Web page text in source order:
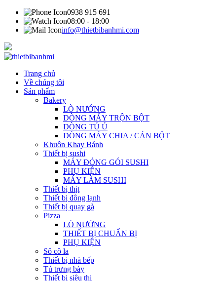
0938 915 691
08:00 - 18:00
info@thietbibanhmi.com
Trang chủ
Về chúng tôi
Sản phẩm
Bakery
LÒ NƯỚNG
DÒNG MÁY TRỘN BỘT
DÒNG TỦ Ủ
DÒNG MÁY CHIA / CÁN BỘT
Khuôn Khay Bánh
Thiết bị sushi
MÁY ĐÓNG GÓI SUSHI
PHỤ KIỆN
MÁY LÀM SUSHI
Thiết bị thịt
Thiết bị đông lạnh
Thiết bị quay gà
Pizza
LÒ NƯỚNG
THIẾT BỊ CHUẨN BỊ
PHỤ KIỆN
Sô cô la
Thiết bị nhà bếp
Tủ trưng bày
Thiết bị siêu thị